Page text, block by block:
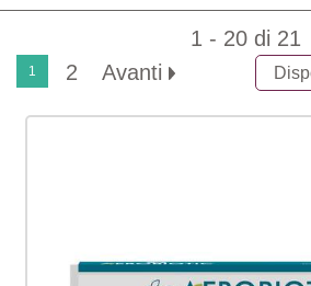
1 - 20 di 21
1 2 Avanti